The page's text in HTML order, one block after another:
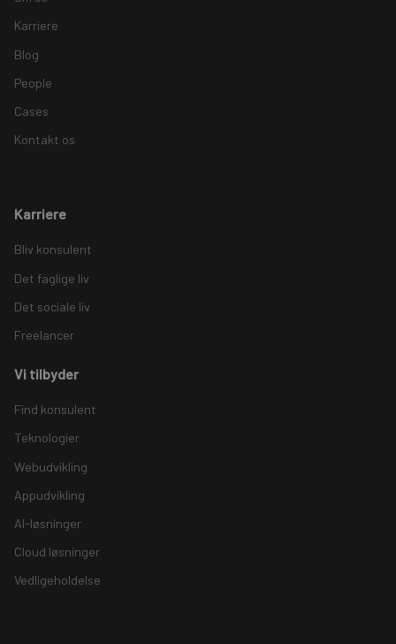
Karriere
Blog
People
Cases
Kontakt os
Karriere
Bliv konsulent
Det faglige liv
Det sociale liv
Freelancer
Vi tilbyder
Find konsulent
Teknologier
Webudvikling
Appudvikling
AI-løsninger
Cloud løsninger
Vedligeholdelse